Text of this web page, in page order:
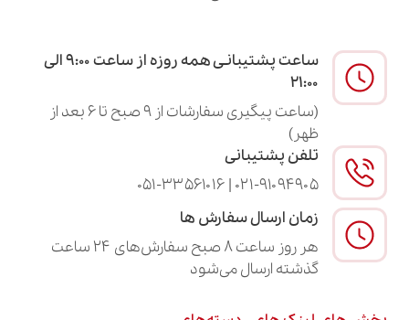
ساعت پشتیبانـی همه روزه از ساعت ۹:۰۰ الی
۲۱:۰۰
(ساعت پیگیری سفارشات از ۹ صبح تا ۶ بعد از
تلفن پشتیبانی
۰۲۱-۹۱۰۹۴۹۰۵ | ۰۵۱-۳۳۵۶۱۰۱۶
زمان ارسال سفارش ها
هر روز ساعت ۸ صبح سفارش‌های ۲۴ ساعت
گذشته ارسال می‌شود